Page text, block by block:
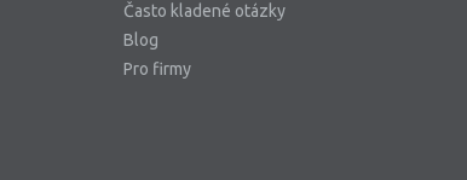
Často kladené otázky
Blog
Pro firmy